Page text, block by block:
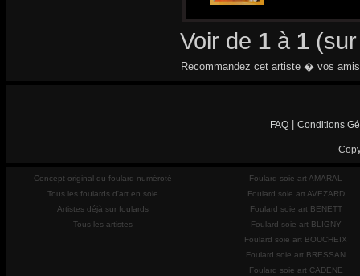
Voir de 1 à 1
Recommandez cet artiste � vos
FAQ Conditions
Concept original du foulard numéroté
Tous les foulards d'art en soie
Artistes déjà sur foulards
Tous les artistes
Foulard soie art AMARAL
Foulard soie art AVEZARD
Foulard soie art BENETT
Foulard soie art BLIGNY
Foulard soie art BOUCHEIX
Foulard soie art BRESSAN
Foulard soie art CADENE